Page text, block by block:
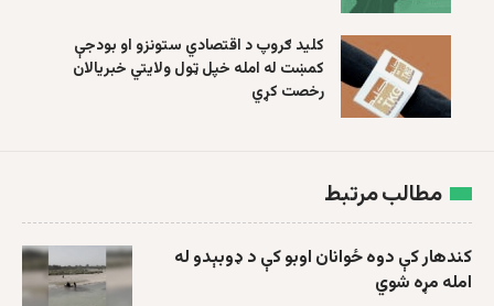
کلید ګروپ د اقتصادي ستونزو او بودجې
کمښت له امله خپل ټول ولایتي خبریالان
رخصت کړي
مطالب مرتبط
کندهار کې دوه ځوانان اوبو کې د ډوبېدو له
امله مړه شوي